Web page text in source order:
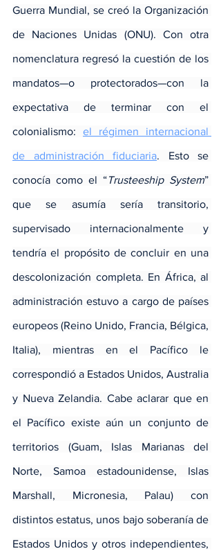
Guerra Mundial, se creó la Organización
de Naciones Unidas (ONU). Con otra
nomenclatura regresó la cuestión de los
mandatos—o protectorados—con la
expectativa de terminar con el
colonialismo: el régimen internacional
de administración fiduciaria. Esto se
conocía como el “Trusteeship System”
que se asumía sería transitorio,
supervisado internacionalmente y
tendría el propósito de concluir en una
descolonización completa. En África, al
administración estuvo a cargo de países
europeos (Reino Unido, Francia, Bélgica,
Italia), mientras en el Pacífico le
correspondió a Estados Unidos, Australia
y Nueva Zelandia. Cabe aclarar que en
el Pacífico existe aún un conjunto de
territorios (Guam, Islas Marianas del
Norte, Samoa estadounidense, Islas
Marshall, Micronesia, Palau) con
distintos estatus, unos bajo soberanía de
Estados Unidos y otros independientes,